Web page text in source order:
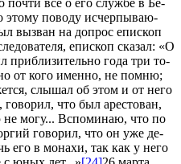
это­му по­во­ду ис­чер­пы­ва­ю­
вы­зван на до­прос епи­скоп
епи­скоп ска­зал: «О
при­бли­зи­тель­но го­да три то­
от ко­го имен­но, не пом­ню;
слы­шал об этом и от него
что был аре­сто­ван,
не мо­гу... Вспо­ми­наю, что по
го­во­рил, что он уже де­
его в мо­на­хи, так как у него